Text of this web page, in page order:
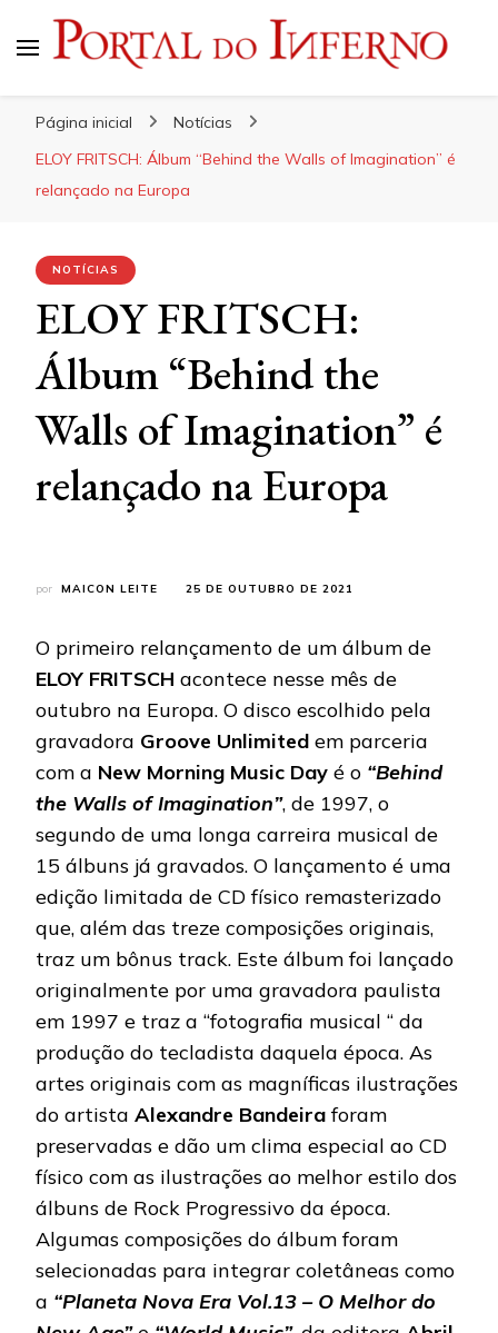
Página inicial
Notícias
ELOY FRITSCH: Álbum “Behind the Walls of Imagination” é
relançado na Europa
NOTÍCIAS
ELOY FRITSCH:
Álbum “Behind the
Walls of Imagination” é
relançado na Europa
por MAICON LEITE 25 DE OUTUBRO DE 2021
O primeiro relançamento de um álbum de
ELOY FRITSCH acontece nesse mês de
outubro na Europa. O disco escolhido pela
gravadora Groove Unlimited em parceria
com a New Morning Music Day é o “Behind
the Walls of Imagination”, de 1997, o
segundo de uma longa carreira musical de
15 álbuns já gravados. O lançamento é uma
edição limitada de CD físico remasterizado
que, além das treze composições originais,
traz um bônus track. Este álbum foi lançado
originalmente por uma gravadora paulista
em 1997 e traz a “fotografia musical “ da
produção do tecladista daquela época. As
artes originais com as magníficas ilustrações
do artista Alexandre Bandeiraforam
preservadas e dão um clima especial ao CD
físico com as ilustrações ao melhor estilo dos
álbuns de Rock Progressivo da época.
Algumas composições do álbum foram
selecionadas para integrar coletâneas como
a “Planeta Nova Era Vol.13 – O Melhor do